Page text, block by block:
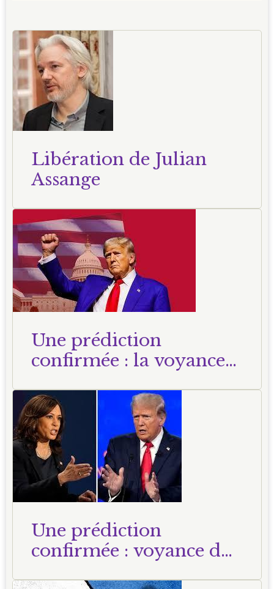
Libération de Julian
Assange
Une prédiction
confirmée : la voyance
Une prédiction
confirmée : voyance du